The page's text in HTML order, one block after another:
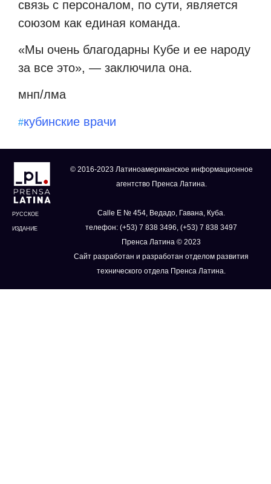
связь с персоналом, по сути, является
союзом как единая команда.
«Мы очень благодарны Кубе и ее народу
за все это», — заключила она.
мнп/лма
#кубинские врачи
РУССКОЕ
ИЗДАНИЕ
© 2016-2023 Латиноамериканское информационное
агентство Пренса Латина.
Calle E № 454, Ведадо, Гавана, Куба.
телефон: (+53) 7 838 3496, (+53) 7 838 3497
Пренса Латина © 2023
Сайт разработан и разработан отделом развития
технического отдела Пренса Латина.